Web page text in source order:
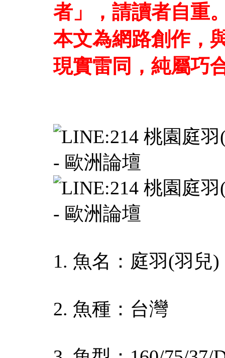
者」，請讀者自重
本文為網路創作，
現實雷同，純屬巧
1. 魚名：庭羽(羽兒)
2. 魚種：台灣